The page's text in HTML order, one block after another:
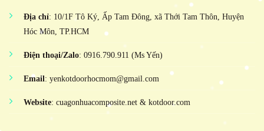
Địa chỉ: 10/1F Tô Ký, Ấp Tam Đông, xã Thới Tam Thôn, Huyện
Hóc Môn, TP.HCM
Điện thoại/Zalo: 0916.790.911 (Ms Yến)
Email: yenkotdoorhocmom@gmail.com
Website: cuagonhuacomposite.net & kotdoor.com